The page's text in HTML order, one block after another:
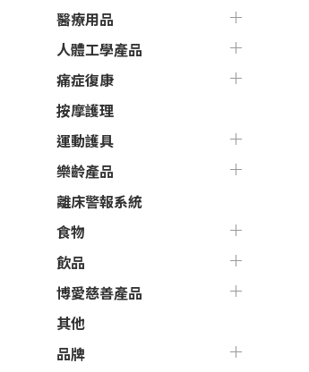
醫療用品
人體工學產品
痛症復康
按摩護理
運動護具
樂齡產品
離床警報系統
食物
飲品
博愛慈善產品
其他
品牌